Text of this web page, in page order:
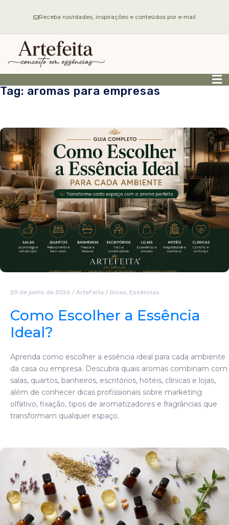
Receba novidades, inspirações e conteúdos por e-mail
Tag: aromas para empresas
29 de junho de 2026 / ArteFeita / Dicas, Essências
Como Escolher a Essência
Ideal?
Aprenda como escolher a essência ideal para cada ambiente
da casa ou empresa. Descubra quais aromas combinam com
salas, quartos, banheiros, escritórios, hotéis, clínicas e lojas,
além de conhecer dicas profissionais sobre marketing
olfativo, fixação, tipos de aromatizadores e fragrâncias que
transformam qualquer espaço.